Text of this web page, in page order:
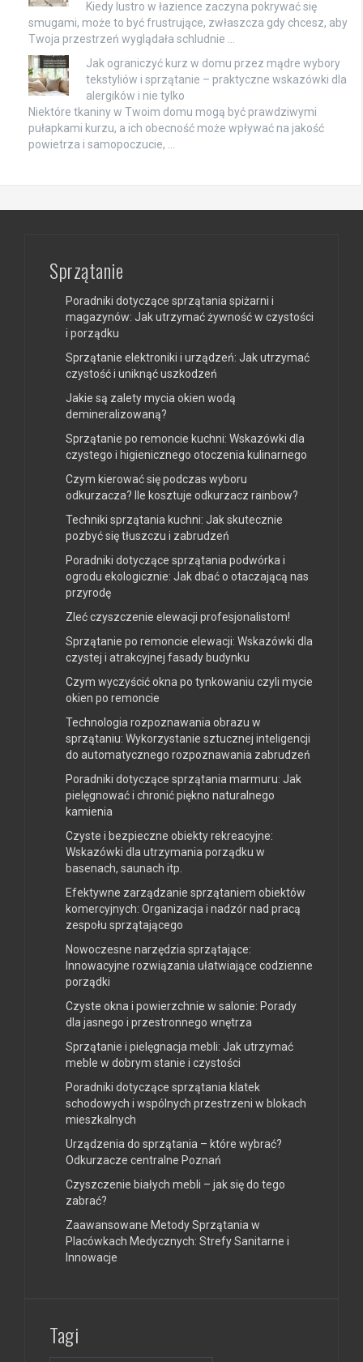
Kiedy lustro w łazience zaczyna pokrywać się
smugami, może to być frustrujące, zwłaszcza gdy chcesz, aby
Twoja przestrzeń wyglądała schludnie …
Jak ograniczyć kurz w domu przez mądre wybory
tekstyliów i sprzątanie – praktyczne wskazówki dla
alergików i nie tylko
Niektóre tkaniny w Twoim domu mogą być prawdziwymi
pułapkami kurzu, a ich obecność może wpływać na jakość
powietrza i samopoczucie, …
Sprzątanie
Poradniki dotyczące sprzątania spiżarni i
magazynów: Jak utrzymać żywność w czystości
i porządku
Sprzątanie elektroniki i urządzeń: Jak utrzymać
czystość i uniknąć uszkodzeń
Jakie są zalety mycia okien wodą
demineralizowaną?
Sprzątanie po remoncie kuchni: Wskazówki dla
czystego i higienicznego otoczenia kulinarnego
Czym kierować się podczas wyboru
odkurzacza? Ile kosztuje odkurzacz rainbow?
Techniki sprzątania kuchni: Jak skutecznie
pozbyć się tłuszczu i zabrudzeń
Poradniki dotyczące sprzątania podwórka i
ogrodu ekologicznie: Jak dbać o otaczającą nas
przyrodę
Zleć czyszczenie elewacji profesjonalistom!
Sprzątanie po remoncie elewacji: Wskazówki dla
czystej i atrakcyjnej fasady budynku
Czym wyczyścić okna po tynkowaniu czyli mycie
okien po remoncie
Technologia rozpoznawania obrazu w
sprzątaniu: Wykorzystanie sztucznej inteligencji
do automatycznego rozpoznawania zabrudzeń
Poradniki dotyczące sprzątania marmuru: Jak
pielęgnować i chronić piękno naturalnego
kamienia
Czyste i bezpieczne obiekty rekreacyjne:
Wskazówki dla utrzymania porządku w
basenach, saunach itp.
Efektywne zarządzanie sprzątaniem obiektów
komercyjnych: Organizacja i nadzór nad pracą
zespołu sprzątającego
Nowoczesne narzędzia sprzątające:
Innowacyjne rozwiązania ułatwiające codzienne
porządki
Czyste okna i powierzchnie w salonie: Porady
dla jasnego i przestronnego wnętrza
Sprzątanie i pielęgnacja mebli: Jak utrzymać
meble w dobrym stanie i czystości
Poradniki dotyczące sprzątania klatek
schodowych i wspólnych przestrzeni w blokach
mieszkalnych
Urządzenia do sprzątania – które wybrać?
Odkurzacze centralne Poznań
Czyszczenie białych mebli – jak się do tego
zabrać?
Zaawansowane Metody Sprzątania w
Placówkach Medycznych: Strefy Sanitarne i
Innowacje
Tagi